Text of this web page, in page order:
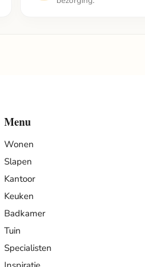
Menu
Wonen
Slapen
Kantoor
Keuken
Badkamer
Tuin
Specialisten